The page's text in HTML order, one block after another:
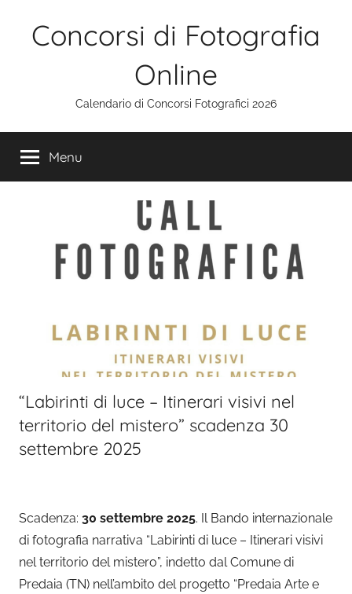
Concorsi di Fotografia
Online
Calendario di Concorsi Fotografici 2026
Menu
“Labirinti di luce – Itinerari visivi nel
territorio del mistero” scadenza 30
settembre 2025
Scadenza: 30 settembre 2025. Il Bando internazionale
di fotografia narrativa “Labirinti di luce – Itinerari visivi
nel territorio del mistero”, indetto dal Comune di
Predaia (TN) nell’ambito del progetto “Predaia Arte e